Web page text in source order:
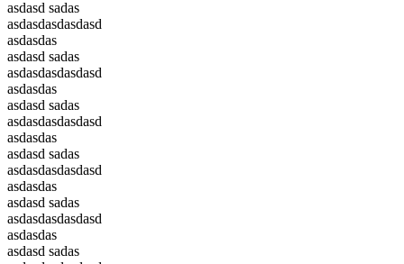
asdasd sadas
asdasdasdasdasd
asdasdas
asdasd sadas
asdasdasdasdasd
asdasdas
asdasd sadas
asdasdasdasdasd
asdasdas
asdasd sadas
asdasdasdasdasd
asdasdas
asdasd sadas
asdasdasdasdasd
asdasdas
asdasd sadas